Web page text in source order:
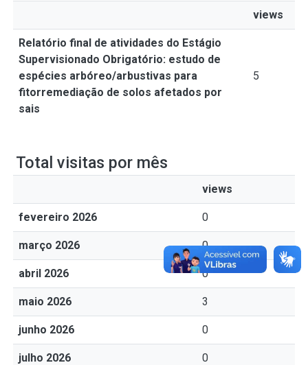
views
Relatório final de atividades do Estágio
Supervisionado Obrigatório: estudo de
espécies arbóreo/arbustivas para
fitorremediação de solos afetados por
sais
5
Total visitas por mês
views
fevereiro 2026 0
março 2026 0
abril 2026 0
maio 2026 3
junho 2026 0
julho 2026 0